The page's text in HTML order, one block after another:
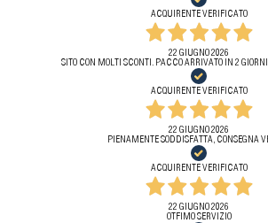
ACQUIRENTE VERIFICATO
22 GIUGNO 2026
SITO CON MOLTI SCONTI. PACCO ARRIVATO IN 2
ACQUIRENTE VERIFICATO
22 GIUGNO 2026
PIENAMENTE SODDISFATTA, CONSEGNA
ACQUIRENTE VERIFICATO
22 GIUGNO 2026
OTFIMO SERVIZIO